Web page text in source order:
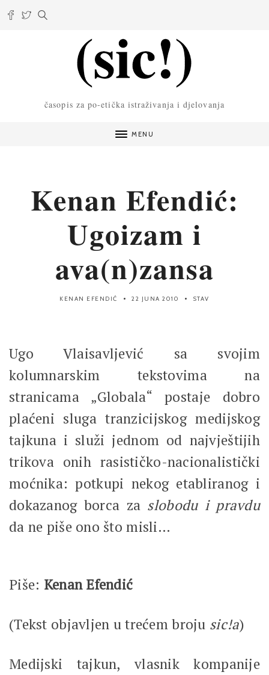
časopis za po-etička istraživanja i djelovanja
MENU
Kenan Efendić:
Ugoizam i
ava(n)zansa
KENAN EFENDIĆ 22 JUNA 2010 STAV
Ugo Vlaisavljević sa svojim
kolumnarskim tekstovima na
stranicama „Globala“ postaje dobro
plaćeni sluga tranzicijskog medijskog
tajkuna i služi jednom od najvještijih
trikova onih rasističko-nacionalistički
moćnika: potkupi nekog etabliranog i
dokazanog borca za slobodu i pravdu
da ne piše ono što misli…
Piše: Kenan Efendić
(Tekst objavljen u trećem broju sic!a)
Medijski tajkun, vlasnik kompanije